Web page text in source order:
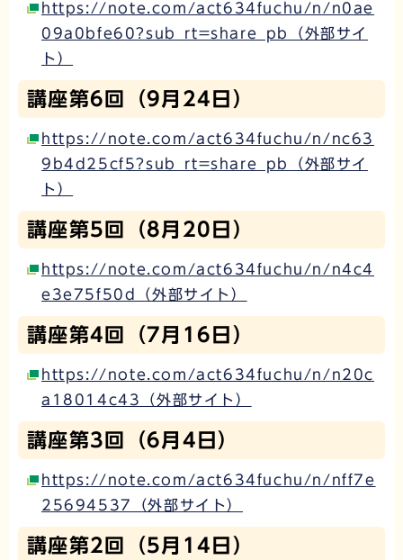
https://note.com/act634fuchu/n/n0ae
09a0bfe60?sub_rt=share_pb（外部サイ
ト）
講座第6回（9月24日）
https://note.com/act634fuchu/n/nc63
9b4d25cf5?sub_rt=share_pb（外部サイ
ト）
講座第5回（8月20日）
https://note.com/act634fuchu/n/n4c4
e3e75f50d（外部サイト）
講座第4回（7月16日）
https://note.com/act634fuchu/n/n20c
a18014c43（外部サイト）
講座第3回（6月4日）
https://note.com/act634fuchu/n/nff7e
25694537（外部サイト）
講座第2回（5月14日）